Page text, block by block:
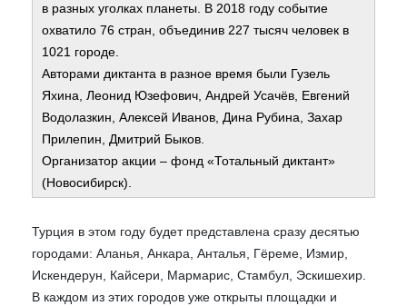
в разных уголках планеты. В 2018 году событие
охватило 76 стран, объединив 227 тысяч человек в
1021 городе.
Авторами диктанта в разное время были Гузель
Яхина, Леонид Юзефович, Андрей Усачёв, Евгений
Водолазкин, Алексей Иванов, Дина Рубина, Захар
Прилепин, Дмитрий Быков.
Организатор акции – фонд «Тотальный диктант»
(Новосибирск).
Турция в этом году будет представлена сразу десятью
городами: Аланья, Анкара, Анталья, Гёреме, Измир,
Искендерун, Кайсери, Мармарис, Стамбул, Эскишехир.
В каждом из этих городов уже открыты площадки и